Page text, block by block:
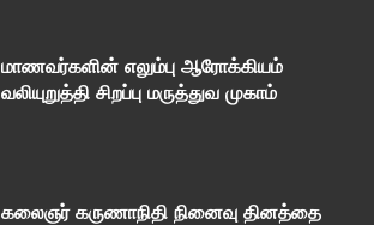
மாணவர்களின் எலும்பு ஆரோக்கியம்
வலியுறுத்தி சிறப்பு மருத்துவ முகாம்
கலைஞர் கருணாநிதி நினைவு தினத்தை